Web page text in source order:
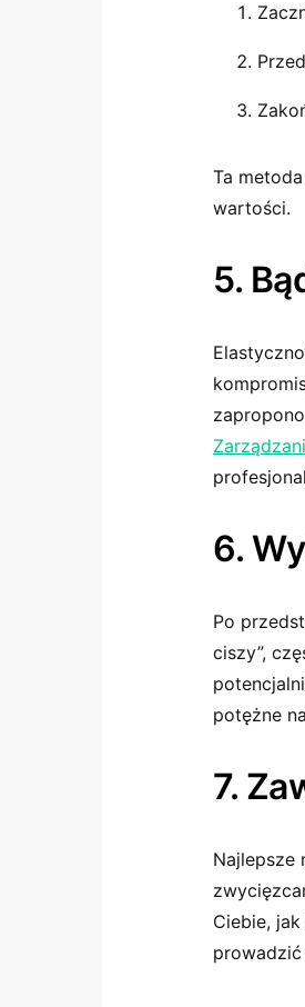
Ta
wartości.
5.
6.
Po
ciszy”,
potężne
7.
Najlepsze
Ciebie,
prowadzić